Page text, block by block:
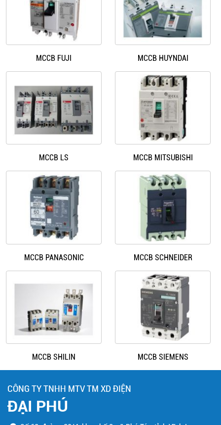
MCCB FUJI MCCB HUYNDAI
MCCB LS MCCB MITSUBISHI
MCCB PANASONIC MCCB SCHNEIDER
MCCB SHILIN MCCB SIEMENS
CÔNG TY TNHH MTV TM XD ĐIỆN
ĐẠI PHÚ